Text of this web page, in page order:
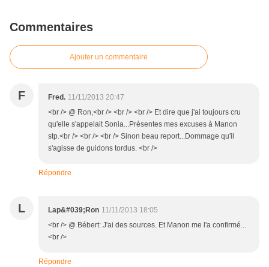
Commentaires
Ajouter un commentaire
F Fred. 11/11/2013 20:47
<br /> @ Ron,<br /> <br /> <br /> Et dire que j'ai toujours cru
qu'elle s'appelait Sonia...Présentes mes excuses à Manon
stp.<br /> <br /> <br /> Sinon beau report...Dommage qu'il
s'agisse de guidons tordus. <br />
Répondre
L Lap&#039;Ron 11/11/2013 18:05
<br /> @ Bébert: J'ai des sources. Et Manon me l'a confirmé...
<br />
Répondre